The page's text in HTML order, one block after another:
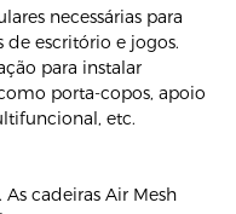
necessárias para
de escritório e jogos.
para instalar
porta-copos, apoio
etc.
cadeiras Air Mesh